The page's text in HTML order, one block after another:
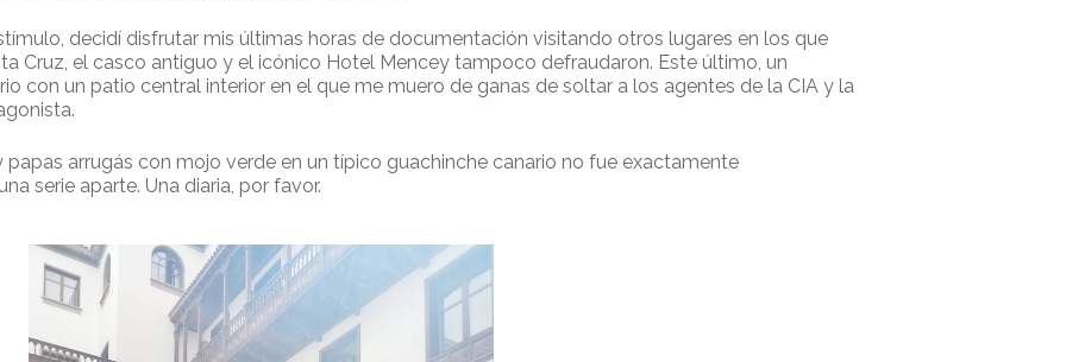
decidí disfrutar mis últimas horas de documentación visitando otros lugares en los que
Cruz, el casco antiguo y el icónico Hotel Mencey tampoco defraudaron. Este último, un
con un patio central interior en el que me muero de ganas de soltar a los agentes de la CIA y la
arrugás con mojo verde en un típico guachinche canario no fue exactamente
serie aparte. Una diaria, por favor.